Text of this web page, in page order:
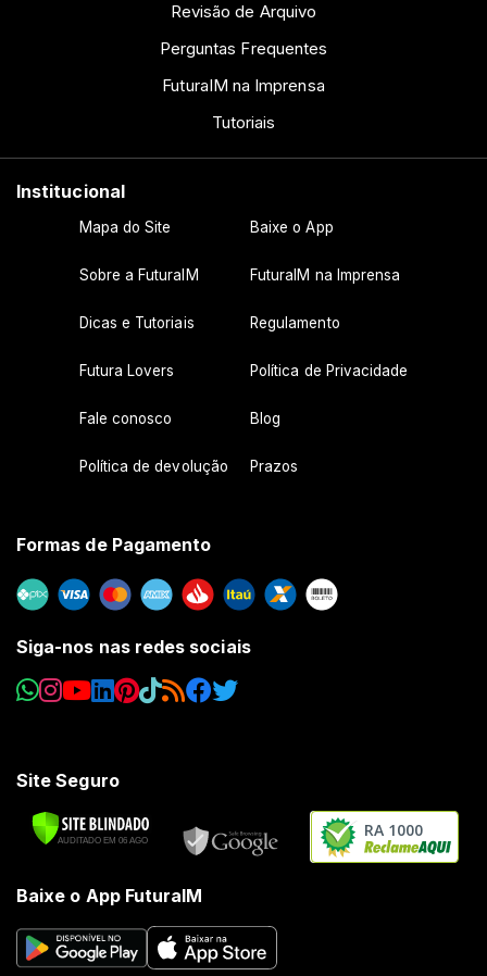
Revisão de Arquivo
Perguntas Frequentes
FuturaIM na Imprensa
Tutoriais
Institucional
Mapa do Site Baixe o App
Sobre a FuturaIM FuturaIM na Imprensa
Dicas e Tutoriais Regulamento
Futura Lovers Política de Privacidade
Fale conosco Blog
Política de devolução Prazos
Formas de Pagamento
Siga-nos nas redes sociais
Site Seguro
RA 1000
Baixe o App FuturaIM